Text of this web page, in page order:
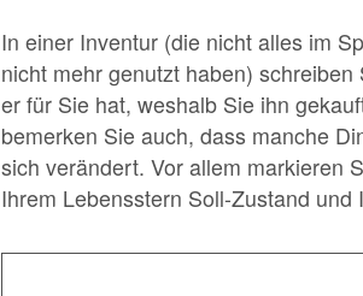
In einer Inventur (die nicht alles im
nicht mehr genutzt haben)
er für Sie hat, weshalb Sie ihn
bemerken Sie auch, dass manche
sich verändert. Vor allem markieren
Ihrem Lebensstern Soll-Zustand